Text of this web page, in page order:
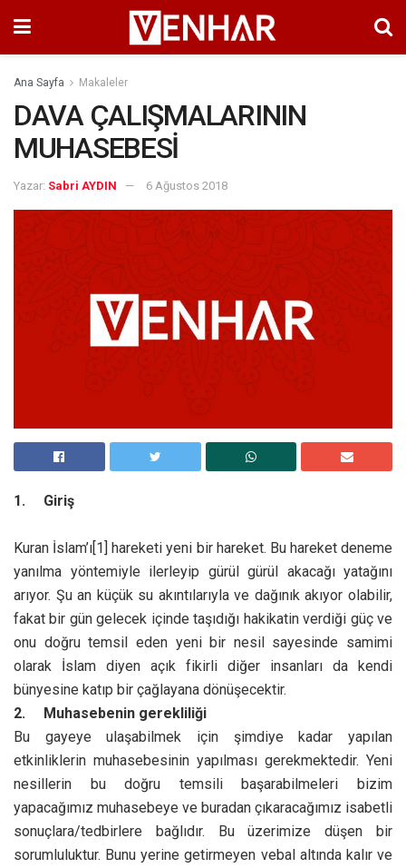
Ana Sayfa Makaleler
DAVA ÇALIŞMALARININ
MUHASEBESİ
Yazar: Sabri AYDIN 6 Ağustos 2018
1. Giriş
Kuran İslam’ı[1] hareketi yeni bir hareket. Bu hareket deneme
yanılma yöntemiyle ilerleyip gürül gürül akacağı yatağını
arıyor. Şu an küçük su akıntılarıyla ve dağınık akıyor olabilir,
fakat bir gün gelecek içinde taşıdığı hakikatin verdiği güç ve
onu doğru temsil eden yeni bir nesil sayesinde samimi
olarak İslam diyen açık fikirli diğer insanları da kendi
bünyesine katıp bir çağlayana dönüşecektir.
2. Muhasebenin gerekliliği
Bu gayeye ulaşabilmek için şimdiye kadar yapılan
etkinliklerin muhasebesinin yapılması gerekmektedir. Yeni
nesillerin bu doğru temsili başarabilmeleri bizim
yapacağımız muhasebeye ve buradan çıkaracağımız isabetli
sonuçlara/tedbirlere bağlıdır. Bu üzerimize düşen bir
sorumluluktur. Bunu yerine getirmeyen vebal altında kalır ve